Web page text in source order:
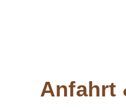
Anfahrt